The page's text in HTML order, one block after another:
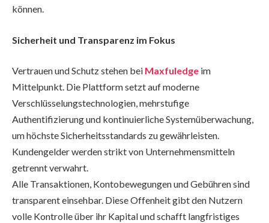
können.
Sicherheit und Transparenz im Fokus
Vertrauen und Schutz stehen bei Maxfuledge im
Mittelpunkt. Die Plattform setzt auf moderne
Verschlüsselungstechnologien, mehrstufige
Authentifizierung und kontinuierliche Systemüberwachung,
um höchste Sicherheitsstandards zu gewährleisten.
Kundengelder werden strikt von Unternehmensmitteln
getrennt verwahrt.
Alle Transaktionen, Kontobewegungen und Gebühren sind
transparent einsehbar. Diese Offenheit gibt den Nutzern
volle Kontrolle über ihr Kapital und schafft langfristiges